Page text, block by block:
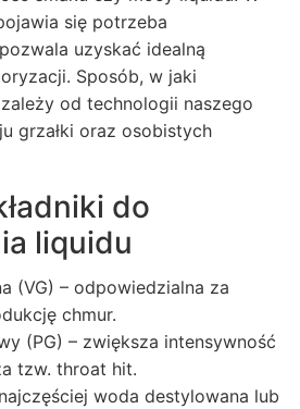
się potrzeba
uzyskać idealną
Sposób, w jaki
od technologii naszego
grzałki oraz osobistych
do
liquidu
(VG) – odpowiedzialna za
chmur.
(PG) – zwiększa intensywność
tzw. throat hit.
woda destylowana lub